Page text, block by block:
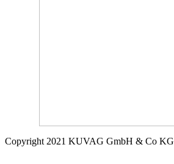
Copyright 2021 KUVAG GmbH & Co KG